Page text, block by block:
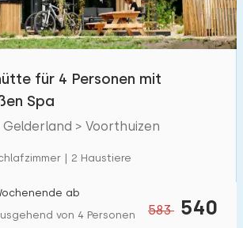
für 4 Personen mit
Spa
> Voorthuizen
| 2 Haustiere
583 540
ab
von 4 Personen